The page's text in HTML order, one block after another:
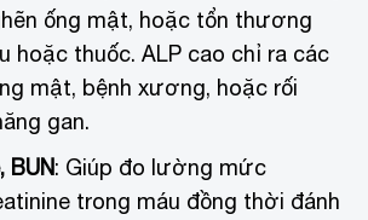
ống mật, hoặc tổn thương
hoặc thuốc. ALP cao chỉ ra các
mật, bệnh xương, hoặc rối
gan.
BUN: Giúp đo lường mức
trong máu đồng thời đánh